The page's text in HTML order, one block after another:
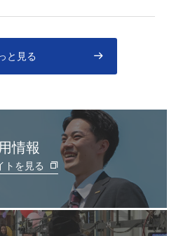
と見る
情報
トを見る